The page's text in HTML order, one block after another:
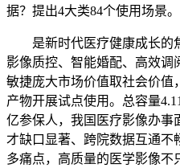
据？提出4大类84个使用场景。
是新时代医疗健康成长的
影像质控、智能婚配、高效
敏捷庞大市场价值取社会价
产物开展试点使用。总容量
亿参保人，我国医疗影像办事
才缺口显著、跨院数据互通不
多痛点，高质量的医学影像不